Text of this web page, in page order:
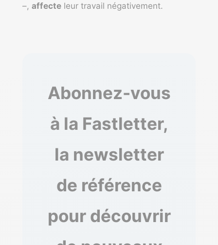
–, affecte leur travail négativement.
Abonnez-vous
à la Fastletter,
la newsletter
de référence
pour découvrir